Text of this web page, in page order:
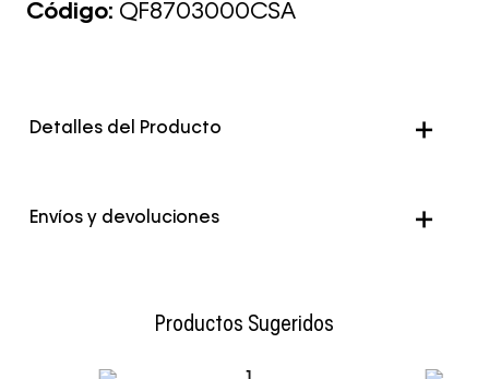
Código: QF8703000CSA
Detalles del Producto
Envíos y devoluciones
Productos Sugeridos